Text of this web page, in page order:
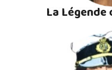
La Légende